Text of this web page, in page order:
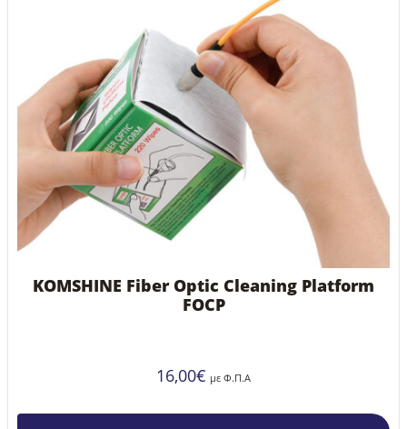
KOMSHINE Fiber Optic Cleaning Platform
FOCP
16,00€ με Φ.Π.Α